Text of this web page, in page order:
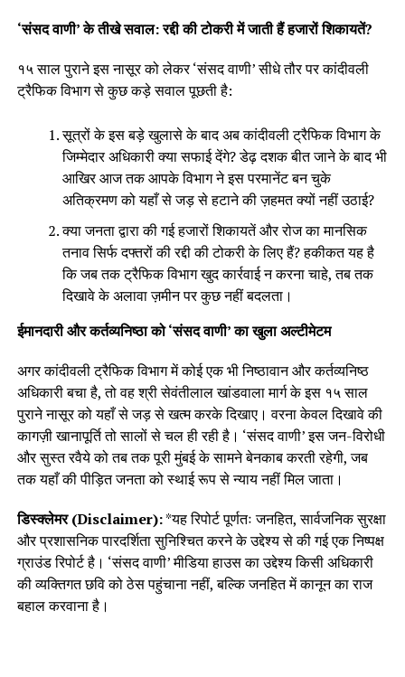
‘संसद वाणी’ के तीखे सवाल: रद्दी की टोकरी में जाती हैं हजारों शिकायतें?
१५ साल पुराने इस नासूर को लेकर ‘संसद वाणी’ सीधे तौर पर कांदीवली
ट्रैफिक विभाग से कुछ कड़े सवाल पूछती है:
सूत्रों के इस बड़े खुलासे के बाद अब कांदीवली ट्रैफिक विभाग के
जिम्मेदार अधिकारी क्या सफाई देंगे? डेढ़ दशक बीत जाने के बाद भी
आखिर आज तक आपके विभाग ने इस परमानेंट बन चुके
अतिक्रमण को यहाँ से जड़ से हटाने की ज़हमत क्यों नहीं उठाई?
क्या जनता द्वारा की गई हजारों शिकायतें और रोज का मानसिक
तनाव सिर्फ दफ्तरों की रद्दी की टोकरी के लिए हैं? हकीकत यह है
कि जब तक ट्रैफिक विभाग खुद कार्रवाई न करना चाहे, तब तक
दिखावे के अलावा ज़मीन पर कुछ नहीं बदलता।
ईमानदारी और कर्तव्यनिष्ठा को ‘संसद वाणी’ का खुला अल्टीमेटम
अगर कांदीवली ट्रैफिक विभाग में कोई एक भी निष्ठावान और कर्तव्यनिष्ठ
अधिकारी बचा है, तो वह श्री सेवंतीलाल खांडवाला मार्ग के इस १५ साल
पुराने नासूर को यहाँ से जड़ से खत्म करके दिखाए। वरना केवल दिखावे की
कागज़ी खानापूर्ति तो सालों से चल ही रही है। ‘संसद वाणी’ इस जन-विरोधी
और सुस्त रवैये को तब तक पूरी मुंबई के सामने बेनकाब करती रहेगी, जब
तक यहाँ की पीड़ित जनता को स्थाई रूप से न्याय नहीं मिल जाता।
डिस्क्लेमर (Disclaimer):*यह रिपोर्ट पूर्णतः जनहित, सार्वजनिक सुरक्षा
और प्रशासनिक पारदर्शिता सुनिश्चित करने के उद्देश्य से की गई एक निष्पक्ष
ग्राउंड रिपोर्ट है। ‘संसद वाणी’ मीडिया हाउस का उद्देश्य किसी अधिकारी
की व्यक्तिगत छवि को ठेस पहुंचाना नहीं, बल्कि जनहित में कानून का राज
बहाल करवाना है।